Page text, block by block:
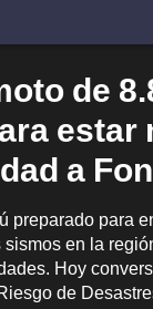
de
estar
a
preparado para
sismos en la
Hoy
de